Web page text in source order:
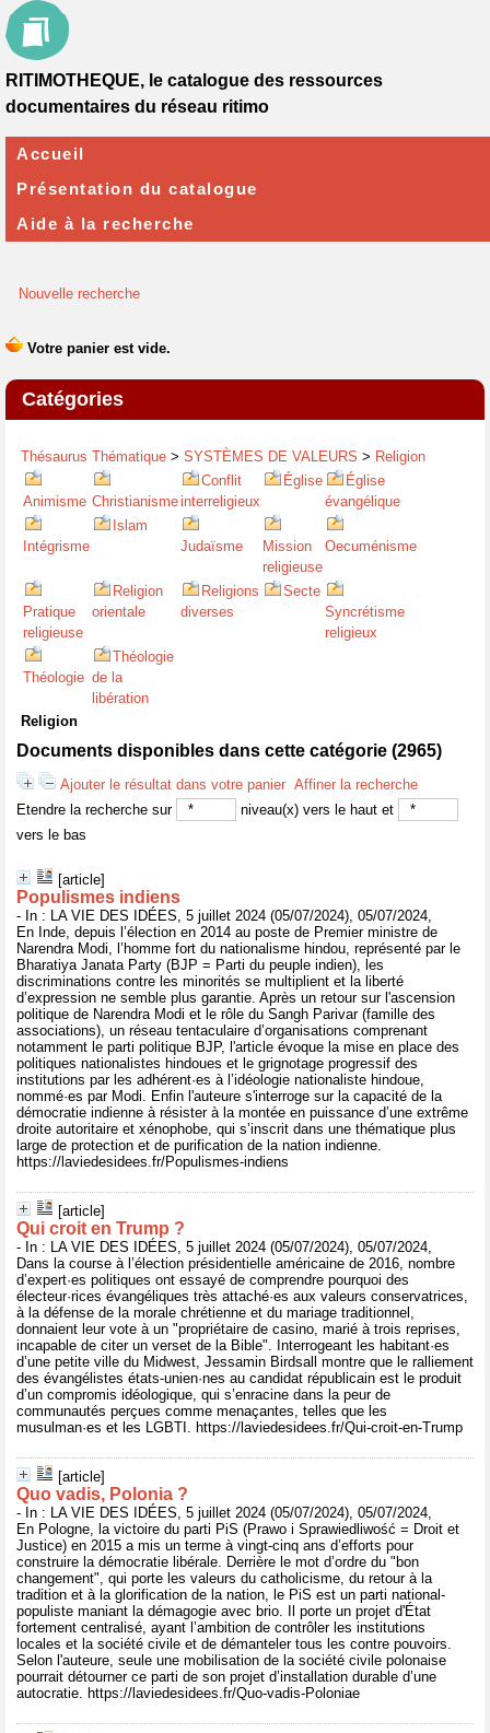
Nouvelle recherche
Catégories
Thésaurus Thématique > SYSTÈMES DE VALEURS > Religion
Animisme Christianisme
Conflit
interreligieux
Église
Église
évangélique
Intégrisme
Islam
Judaïsme
Mission
religieuse
Oecuménisme
Pratique
religieuse
Religion
orientale
Religions
diverses
Secte
Syncrétisme
religieux
Théologie
Théologie
de la
libération
Religion
Documents disponibles dans cette catégorie (2965)
Ajouter le résultat dans votre panier Affiner la recherche
Etendre la recherche sur
niveau(x) vers le haut et
vers le bas
[article]
Populismes indiens
- In : LA VIE DES IDÉES, 5 juillet 2024 (05/07/2024), 05/07/2024,
En Inde, depuis l’élection en 2014 au poste de Premier ministre de
Narendra Modi, l’homme fort du nationalisme hindou, représenté par le
Bharatiya Janata Party (BJP = Parti du peuple indien), les
discriminations contre les minorités se multiplient et la liberté
d’expression ne semble plus garantie. Après un retour sur l'ascension
politique de Narendra Modi et le rôle du Sangh Parivar (famille des
associations), un réseau tentaculaire d’organisations comprenant
notamment le parti politique BJP, l'article évoque la mise en place des
politiques nationalistes hindoues et le grignotage progressif des
institutions par les adhérent·es à l’idéologie nationaliste hindoue,
nommé·es par Modi. Enfin l'auteure s'interroge sur la capacité de la
démocratie indienne à résister à la montée en puissance d’une extrême
droite autoritaire et xénophobe, qui s’inscrit dans une thématique plus
large de protection et de purification de la nation indienne.
https://laviedesidees.fr/Populismes-indiens
[article]
Qui croit en Trump ?
- In : LA VIE DES IDÉES, 5 juillet 2024 (05/07/2024), 05/07/2024,
Dans la course à l’élection présidentielle américaine de 2016, nombre
d’expert·es politiques ont essayé de comprendre pourquoi des
électeur·rices évangéliques très attaché·es aux valeurs conservatrices,
à la défense de la morale chrétienne et du mariage traditionnel,
donnaient leur vote à un "propriétaire de casino, marié à trois reprises,
incapable de citer un verset de la Bible". Interrogeant les habitant·es
d’une petite ville du Midwest, Jessamin Birdsall montre que le ralliement
des évangélistes états-unien·nes au candidat républicain est le produit
d’un compromis idéologique, qui s’enracine dans la peur de
communautés perçues comme menaçantes, telles que les
musulman·es et les LGBTI. https://laviedesidees.fr/Qui-croit-en-Trump
[article]
Quo vadis, Polonia ?
- In : LA VIE DES IDÉES, 5 juillet 2024 (05/07/2024), 05/07/2024,
En Pologne, la victoire du parti PiS (Prawo i Sprawiedliwość = Droit et
Justice) en 2015 a mis un terme à vingt-cinq ans d’efforts pour
construire la démocratie libérale. Derrière le mot d’ordre du "bon
changement", qui porte les valeurs du catholicisme, du retour à la
tradition et à la glorification de la nation, le PiS est un parti national-
populiste maniant la démagogie avec brio. Il porte un projet d'État
fortement centralisé, ayant l’ambition de contrôler les institutions
locales et la société civile et de démanteler tous les contre pouvoirs.
Selon l'auteure, seule une mobilisation de la société civile polonaise
pourrait détourner ce parti de son projet d’installation durable d’une
autocratie. https://laviedesidees.fr/Quo-vadis-Poloniae
RITIMOTHEQUE, le catalogue des ressources
documentaires du réseau ritimo
Accueil
Présentation du catalogue
Aide à la recherche